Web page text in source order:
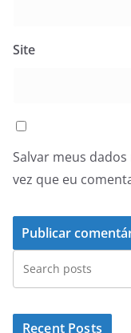
Site
Salvar meus
vez que eu
Recent Posts